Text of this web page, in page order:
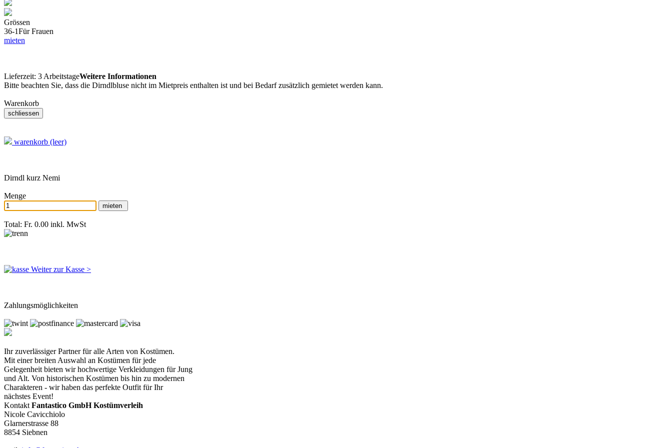
Grössen
36-1Für Frauen
mieten
Lieferzeit: 3 ArbeitstageWeitere Informationen
Bitte beachten Sie, dass die Dirndlbluse nicht im Mietpreis enthalten ist und bei Bedarf zusätzlich gemietet werden kann.
Warenkorb
warenkorb (leer)
Dirndl kurz Nemi
Menge
Total: Fr. 0.00 inkl. MwSt
Weiter zur Kasse >
Zahlungsmöglichkeiten
Ihr zuverlässiger Partner für alle Arten von Kostümen.
Mit einer breiten Auswahl an Kostümen für jede
Gelegenheit bieten wir hochwertige Verkleidungen für Jung
und Alt. Von historischen Kostümen bis hin zu modernen
Charakteren - wir haben das perfekte Outfit für Ihr
nächstes Event!
Kontakt Fantastico GmbH Kostümverleih
Nicole Cavicchiolo
Glarnerstrasse 88
8854 Siebnen